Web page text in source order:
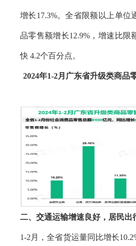
增长17.3%。全省限额以上单位
品零售额增长12.9%，增速比限
快 4.2个百分点。
2024年1-2月广东省升级类商品
二、交通运输增速良好，居民出
1-2月，全省货运量同比增长